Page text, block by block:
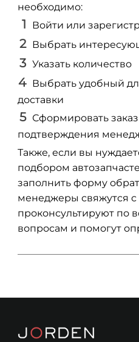
необходимо:
Войти или
Выбрать
Указать количество
Выбрать удобный
доставки
Сформировать
подтверждения
Также, если вы
подбором
заполнить форму
менеджеры свяжутся с
проконсультируют по
вопросам и помогут